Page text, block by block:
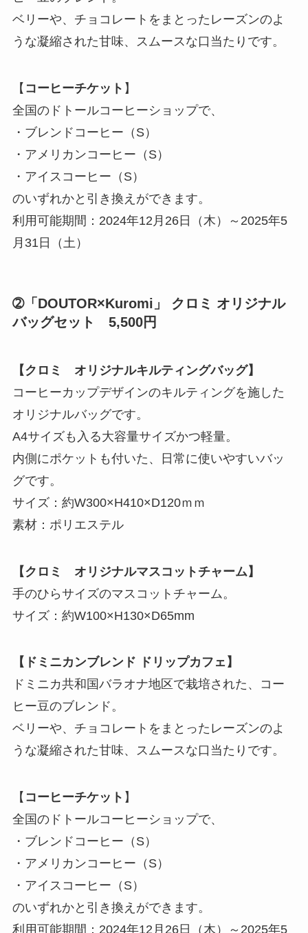
ベリーや、チョコレートをまとったレーズンのよ
うな凝縮された甘味、スムースな口当たりです。
【 コーヒーチケット 】
全国のドトールコーヒーショップで、
・ブレンドコーヒー（S）
・アメリカンコーヒー（S）
・アイスコーヒー（S）
のいずれかと引き換えができます。
利用可能期間：2024年12月26日（木）～2025年5
月31日（土）
➁「DOUTOR×Kuromi」 クロミ オリジナル
バッグセット 5,500円
【クロミ オリジナルキルティングバッグ】
コーヒーカップデザインのキルティングを施した
オリジナルバッグです。
A4サイズも入る大容量サイズかつ軽量。
内側にポケットも付いた、日常に使いやすいバッ
グです。
サイズ：約W300×H410×D120ｍｍ
素材：ポリエステル
【クロミ オリジナルマスコットチャーム】
手のひらサイズのマスコットチャーム。
サイズ：約W100×H130×D65mm
【ドミニカンブレンド ドリップカフェ】
ドミニカ共和国バラオナ地区で栽培された、コー
ヒー豆のブレンド。
ベリーや、チョコレートをまとったレーズンのよ
うな凝縮された甘味、スムースな口当たりです。
【 コーヒーチケット 】
全国のドトールコーヒーショップで、
・ブレンドコーヒー（S）
・アメリカンコーヒー（S）
・アイスコーヒー（S）
のいずれかと引き換えができます。
利用可能期間：2024年12月26日（木）～2025年5